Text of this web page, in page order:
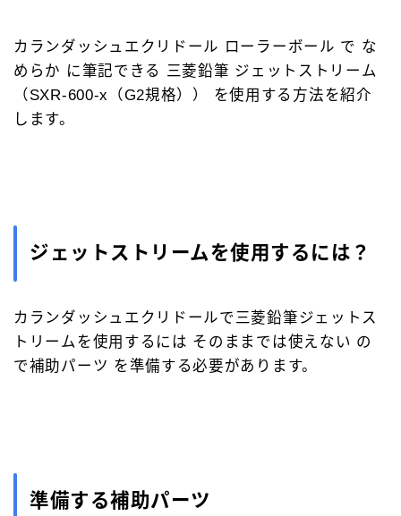
カランダッシュエクリドール ローラーボール で な
めらか に筆記できる 三菱鉛筆 ジェットストリーム
（SXR-600-x（G2規格）） を使用する方法を紹介
します。
ジェットストリームを使用するには？
カランダッシュエクリドールで三菱鉛筆ジェットス
トリームを使用するには そのままでは使えない の
で補助パーツ を準備する必要があります。
準備する補助パーツ